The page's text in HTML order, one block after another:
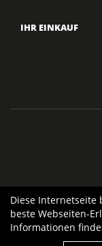
IHR EINKAUF
Diese Internetseite
beste Webseiten-
Informationen